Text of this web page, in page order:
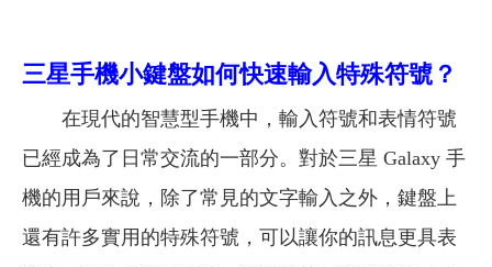
三星手機小鍵盤如何快速輸入特殊符號？
在現代的智慧型手機中，輸入符號和表情符號
已經成為了日常交流的一部分。對於三星 Galaxy 手
機的用戶來說，除了常見的文字輸入之外，鍵盤上
還有許多實用的特殊符號，可以讓你的訊息更具表